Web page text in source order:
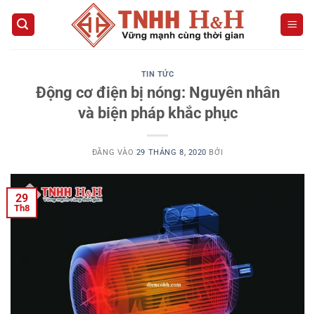
qua
TIN TỨC
Động cơ điện bị nóng: Nguyên nhân
và biện pháp khắc phục
ĐĂNG VÀO 29 THÁNG 8, 2020 BỞI
29
Th8